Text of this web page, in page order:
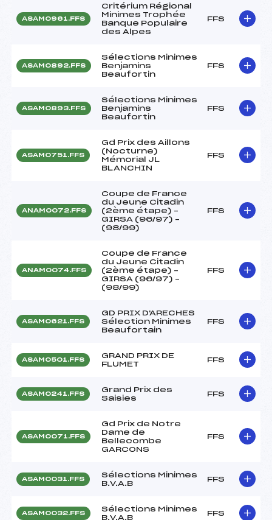
ASAM0961.FFS
Critérium Régional
Minimes Trophée
Banque Populaire
des Alpes
FFS
ASAM0892.FFS
Sélections Minimes
Benjamins
Beaufortin
FFS
ASAM0893.FFS
Sélections Minimes
Benjamins
Beaufortin
FFS
ASAM0751.FFS
Gd Prix des Aillons
(Nocturne)
Mémorial JL
BLANCHIN
FFS
ANAM0072.FFS
Coupe de France
du Jeune Citadin
(2ème étape) –
GIRSA (96/97) –
(98/99)
FFS
ANAM0074.FFS
Coupe de France
du Jeune Citadin
(2ème étape) –
GIRSA (96/97) –
(98/99)
FFS
ASAM0621.FFS
GD PRIX D'ARECHES
Sélection Minimes
Beaufortain
FFS
ASAM0501.FFS
GRAND PRIX DE
FLUMET
FFS
ASAM0241.FFS
Grand Prix des
Saisies
FFS
ASAM0071.FFS
Gd Prix de Notre
Dame de
Bellecombe
GARCONS
FFS
ASAM0031.FFS
Sélections Minimes
B.V.A.B
FFS
ASAM0032.FFS
Sélections Minimes
B.V.A.B
FFS